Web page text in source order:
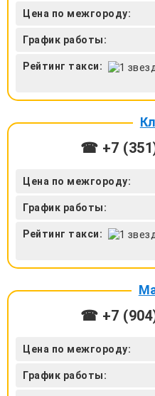
Цена по межгороду:
График работы:
Рейтинг такси:
☎ +7
Цена по межгороду:
График работы:
Рейтинг такси:
☎ +7
Цена по межгороду:
График работы: